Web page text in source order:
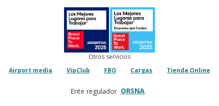
Otros servicios
Airport media
VipClub FBO Cargas Tienda Online
Ente regulador ORSNA